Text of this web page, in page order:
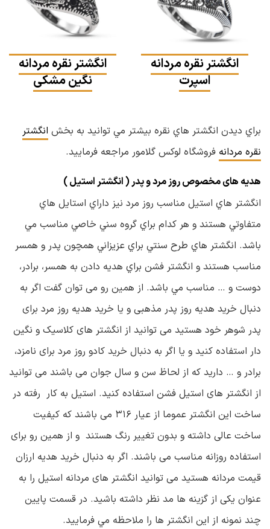
انگشتر نقره مردانه
اسپرت
انگشتر نقره مردانه
نگین مشکی
براي ديدن انگشتر هاي نقره بيشتر مي توانيد به بخش انگشتر
نقره مردانه فروشگاه لوكس گلامور مراجعه فرماييد.
هدیه های مخصوص روز مرد و پدر ( انگشتر استیل )
انگشتر هاي استيل مناسب روز مرد نيز داراي استايل هاي
متفاوتي هستند و هر كدام براي گروه سني خاصي مناسب مي
باشد. انگشتر هاي طرح سنتي براي عزيزاني همچون پدر و همسر
مناسب هستند و انگشتر فشن براي هديه دادن به همسر، برادر،
دوست و … مناسب مي باشد. از همین رو می توان گفت اگر به
دنبال خرید هدیه روز پدر مذهبی و یا خرید هدیه روز مرد برای
پدر شوهر خود هستید می توانید از انگشتر های کلاسیک و نگین
دار استفاده کنید و یا اگر به دنبال خرید کادو روز مرد برای نامزد،
برادر و … دارید که از لحاظ سن و سال جوان می باشند می توانید
از انگشتر های استیل فشن استفاده کنید. استیل به کار رفته در
ساخت این انگشتر عموما از عیار ۳۱۶ می باشند که کیفیت
ساخت عالی داشته و بدون تغییر رنگ هستند و از همین رو برای
استفاده روزانه مناسب می باشند. اگر به دنبال خرید هدیه ارزان
قیمت مردانه هستید می توانید انگشتر های مردانه استیل را به
عنوان یکی از گزینه ها مد نظر داشته باشید. در قسمت پايين
چند نمونه از اين انگشتر ها را ملاحظه مي فرماييد.